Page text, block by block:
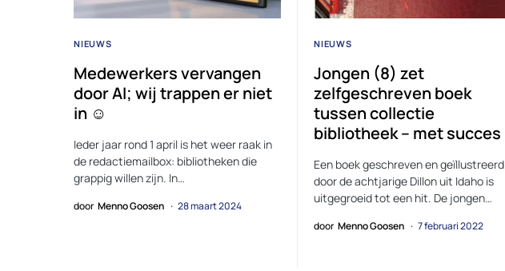
NIEUWS
Medewerkers vervangen
door AI; wij trappen er niet
in ☺
Ieder jaar rond 1 april is het weer raak in
de redactiemailbox: bibliotheken die
grappig willen zijn. In…
door Menno Goosen 28 maart 2024
NIEUWS
Jongen (8) zet
zelfgeschreven boek
tussen collectie
bibliotheek – met succes
Een boek geschreven en geïllustreerd
door de achtjarige Dillon uit Idaho is
uitgegroeid tot een hit. De jongen…
door Menno Goosen 7 februari 2022